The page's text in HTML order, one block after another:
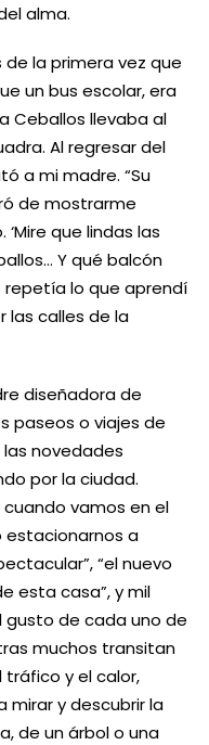
alma.
la primera vez que
un bus escolar, era
Ceballos llevaba al
Al regresar del
a mi madre. “Su
de mostrarme
que lindas las
Y qué balcón
repetía lo que aprendí
las calles de la
diseñadora de
paseos o viajes de
novedades
por la ciudad.
vamos en el
estacionarnos a
“el nuevo
esta casa”, y mil
gusto de cada uno de
muchos transitan
y el calor,
mirar y descubrir la
de un árbol o una